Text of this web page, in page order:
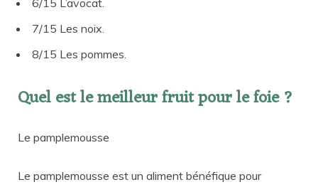
7/15 Les noix.
8/15 Les pommes.
Quel est le meilleur fruit pour le foie ?
Le pamplemousse
Le pamplemousse est un aliment bénéfique pour